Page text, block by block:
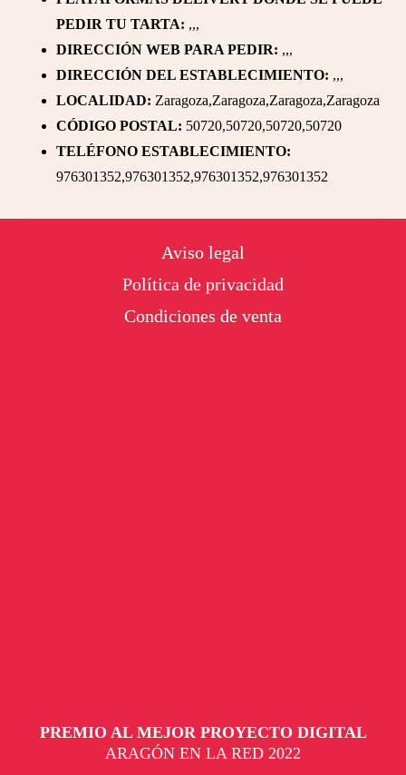
PEDIR TU TARTA: ,,,
DIRECCIÓN WEB PARA PEDIR: ,,,
DIRECCIÓN DEL ESTABLECIMIENTO: ,,,
LOCALIDAD: Zaragoza,Zaragoza,Zaragoza,Zaragoza
CÓDIGO POSTAL: 50720,50720,50720,50720
TELÉFONO ESTABLECIMIENTO:
976301352,976301352,976301352,976301352
Aviso legal
Política de privacidad
Condiciones de venta
PREMIO AL MEJOR PROYECTO DIGITAL
ARAGÓN EN LA RED 2022